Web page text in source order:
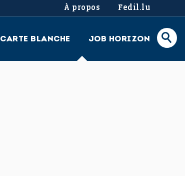
À propos Fedil.lu
CARTE BLANCHE JOB HORIZON